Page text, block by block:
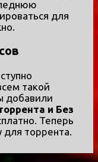
для
такой
добавили
и Без
Теперь
для торрента.